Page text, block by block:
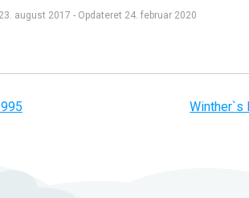
23. august 2017 - Opdateret 24. februar 2020
Winther`s